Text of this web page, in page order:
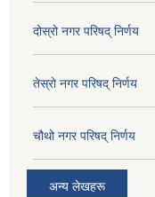
दोस्रो नगर परिषद् निर्णय
तेस्रो नगर परिषद् निर्णय
चौथो नगर परिषद् निर्णय
अन्य लेखहरू